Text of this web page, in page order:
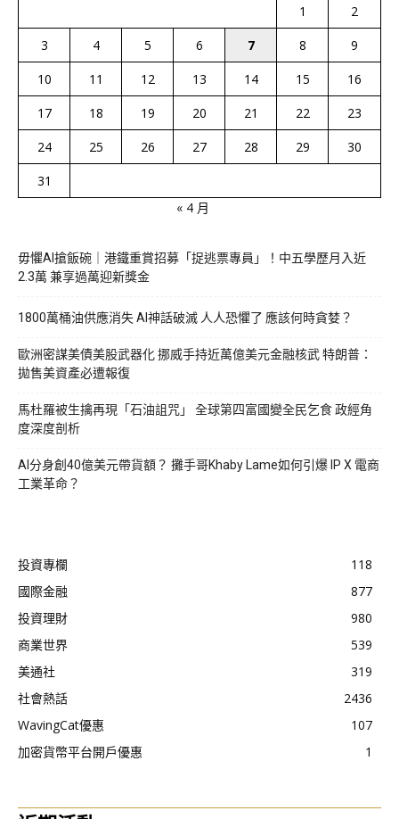
1
2
3
4 5 6 7 8
9
10
11 12 13 14 15
16
17
18 19 20 21 22
23
24
25 26 27 28 29
30
31
« 4 月
毋懼AI搶飯碗｜港鐵重賞招募「捉逃票專員」！中五學歷月入近
2.3萬 兼享過萬迎新獎金
1800萬桶油供應消失 AI神話破滅 人人恐懼了 應該何時貪婪？
歐洲密謀美債美股武器化 挪威手持近萬億美元金融核武 特朗普：
拋售美資產必遭報復
馬杜羅被生擒再現「石油詛咒」 全球第四富國變全民乞食 政經角
度深度剖析
AI分身創40億美元帶貨額？ 攤手哥Khaby Lame如何引爆 IP X 電商
工業革命？
投資專欄
118
國際金融
877
投資理財
980
商業世界
539
美通社
319
社會熱話
2436
WavingCat優惠
107
加密貨幣平台開戶優惠
1